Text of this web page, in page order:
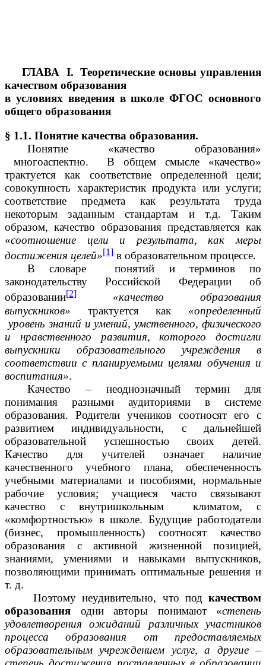
ГЛАВА I.Теоретические основы управления
качеством образования
в условиях введения в школе ФГОС основного
общего образования
§ 1.1. Понятие качества образования.
Понятие «качество образования»
многоаспектно. В общем смысле «качество»
трактуется как соответствие определенной цели;
совокупность характеристик продукта или услуги;
соответствие предмета как результата труда
некоторым заданным стандартам и т.д. Таким
образом, качество образования представляется как
«соотношение цели и результата, как меры
достижения целей»[1] в образовательном процессе.
В словаре понятий и терминов по
законодательству Российской Федерации об
образовании[2]
«качество образования
выпускников» трактуется как «определенный
уровень знаний и умений, умственного, физического
и нравственного развития, которого достигли
выпускники образовательного учреждения в
соответствии с планируемыми целями обучения и
воспитания».
Качество – неоднозначный термин для
понимания разными аудиториями в системе
образования. Родители учеников соотносят его с
развитием индивидуальности, с дальнейшей
образовательной успешностью своих детей.
Качество для учителей означает наличие
качественного учебного плана, обеспеченность
учебными материалами и пособиями, нормальные
рабочие условия; учащиеся часто связывают
качество с внутришкольным климатом, с
«комфортностью» в школе. Будущие работодатели
(бизнес, промышленность) соотносят качество
образования с активной жизненной позицией,
знаниями, умениями и навыками выпускников,
позволяющими принимать оптимальные решения и
т. д.
Поэтому неудивительно, что под качеством
образования одни авторы понимают «степень
удовлетворения ожиданий различных участников
процесса образования от предоставляемых
образовательным учреждением услуг, а другие –